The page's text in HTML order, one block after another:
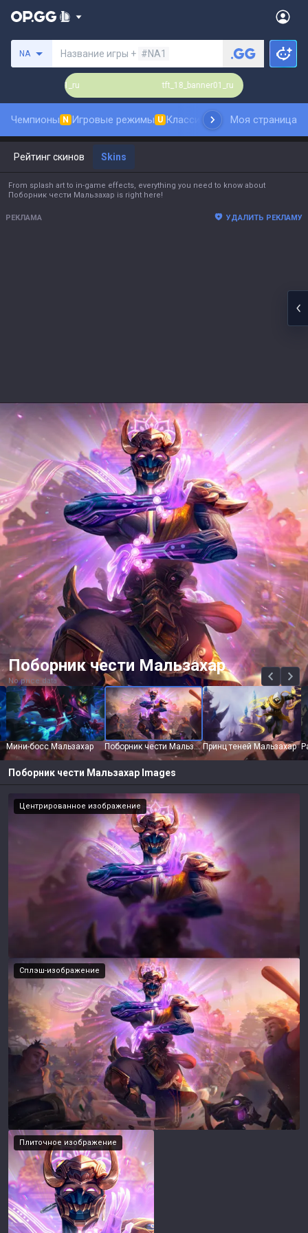
NA Название игры + #NA1
tft_18_banner01_ru
Чемпионы N Игровые режимы U Классика N Рейтинг скинов
Моя страница
Рейтинг скинов Skins
From splash art to in-game effects, everything you need to know about
Поборник чести Мальзахар is right here!
РЕКЛАМА УДАЛИТЬ РЕКЛАМУ
Поборник чести Мальзахар
No price data
Мини-босс Мальзахар Поборник чести Мальзахар Принц теней Мальзахар
Поборник чести Мальзахар Images
Центрированное изображение
Сплэш-изображение
Плиточное изображение